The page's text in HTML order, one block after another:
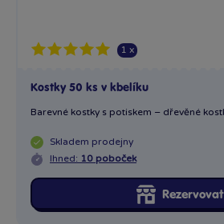
1 x
Kostky 50 ks v kbelíku
Barevné kostky s potiskem – dřevěné
Skladem prodejny
Ihned: 10 poboček
Rezervovat